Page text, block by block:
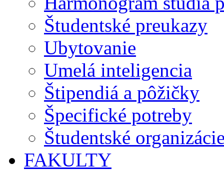
Študentské preukazy
Ubytovanie
Umelá inteligencia
Štipendiá a pôžičky
Špecifické potreby
Študentské
FAKULTY